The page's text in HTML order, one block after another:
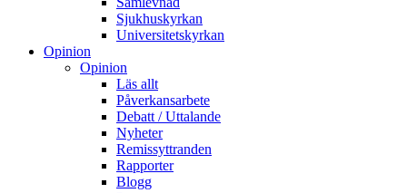
Sjukhuskyrkan
Universitetskyrkan
Opinion
Opinion
Läs allt
Påverkansarbete
Debatt / Uttalande
Nyheter
Remissyttranden
Rapporter
Blogg